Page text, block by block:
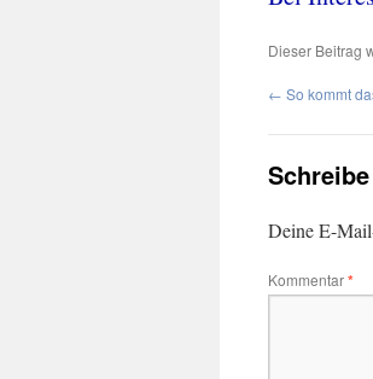
Dieser Beitrag
← So kommt
Deine E-
Kommentar*